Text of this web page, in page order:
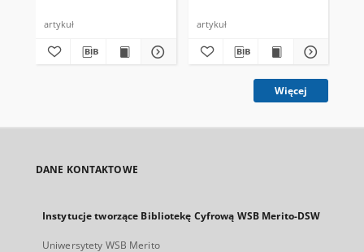
artykuł artykuł
Więcej
DANE KONTAKTOWE
Instytucje tworzące Bibliotekę Cyfrową WSB Merito-DSW
Uniwersytety WSB Merito